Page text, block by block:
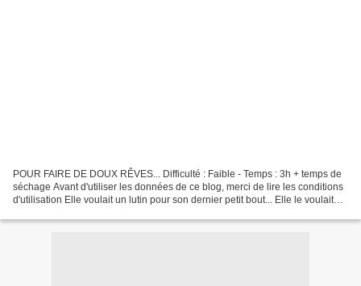
POUR FAIRE DE DOUX RÊVES... Difficulté : Faible - Temps : 3h + temps de
séchage Avant d'utiliser les données de ce blog, merci de lire les conditions
d'utilisation Elle voulait un lutin pour son dernier petit bout... Elle le voulait